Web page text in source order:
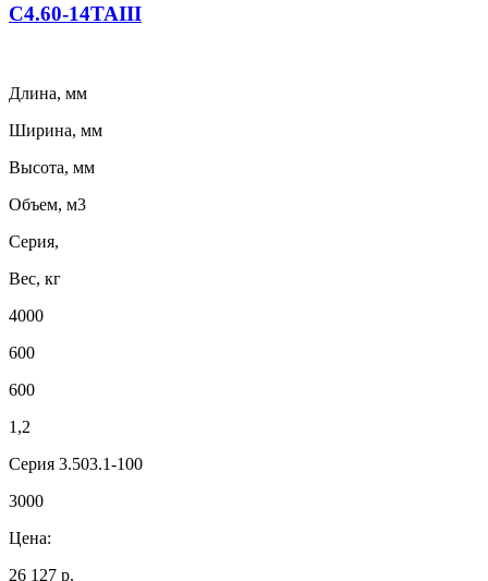
С4.60-14ТАIII
Длина, мм
Ширина, мм
Высота, мм
Объем, м3
Серия,
Вес, кг
4000
600
600
1,2
Серия 3.503.1-100
3000
Цена:
26 127 р.